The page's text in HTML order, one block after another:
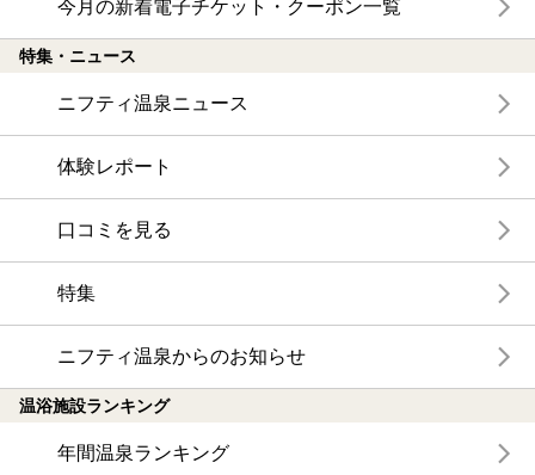
今月の新着電子チケット・クーポン一覧
特集・ニュース
ニフティ温泉ニュース
体験レポート
口コミを見る
特集
ニフティ温泉からのお知らせ
温浴施設ランキング
年間温泉ランキング